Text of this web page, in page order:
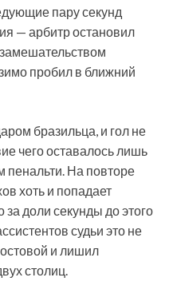
пару секунд
— арбитр остановил
пробил в ближний
бразильца, и гол не
чего оставалось лишь
На повторе
хоть и попадает
доли секунды до этого
судьи это не
и лишил
столиц.